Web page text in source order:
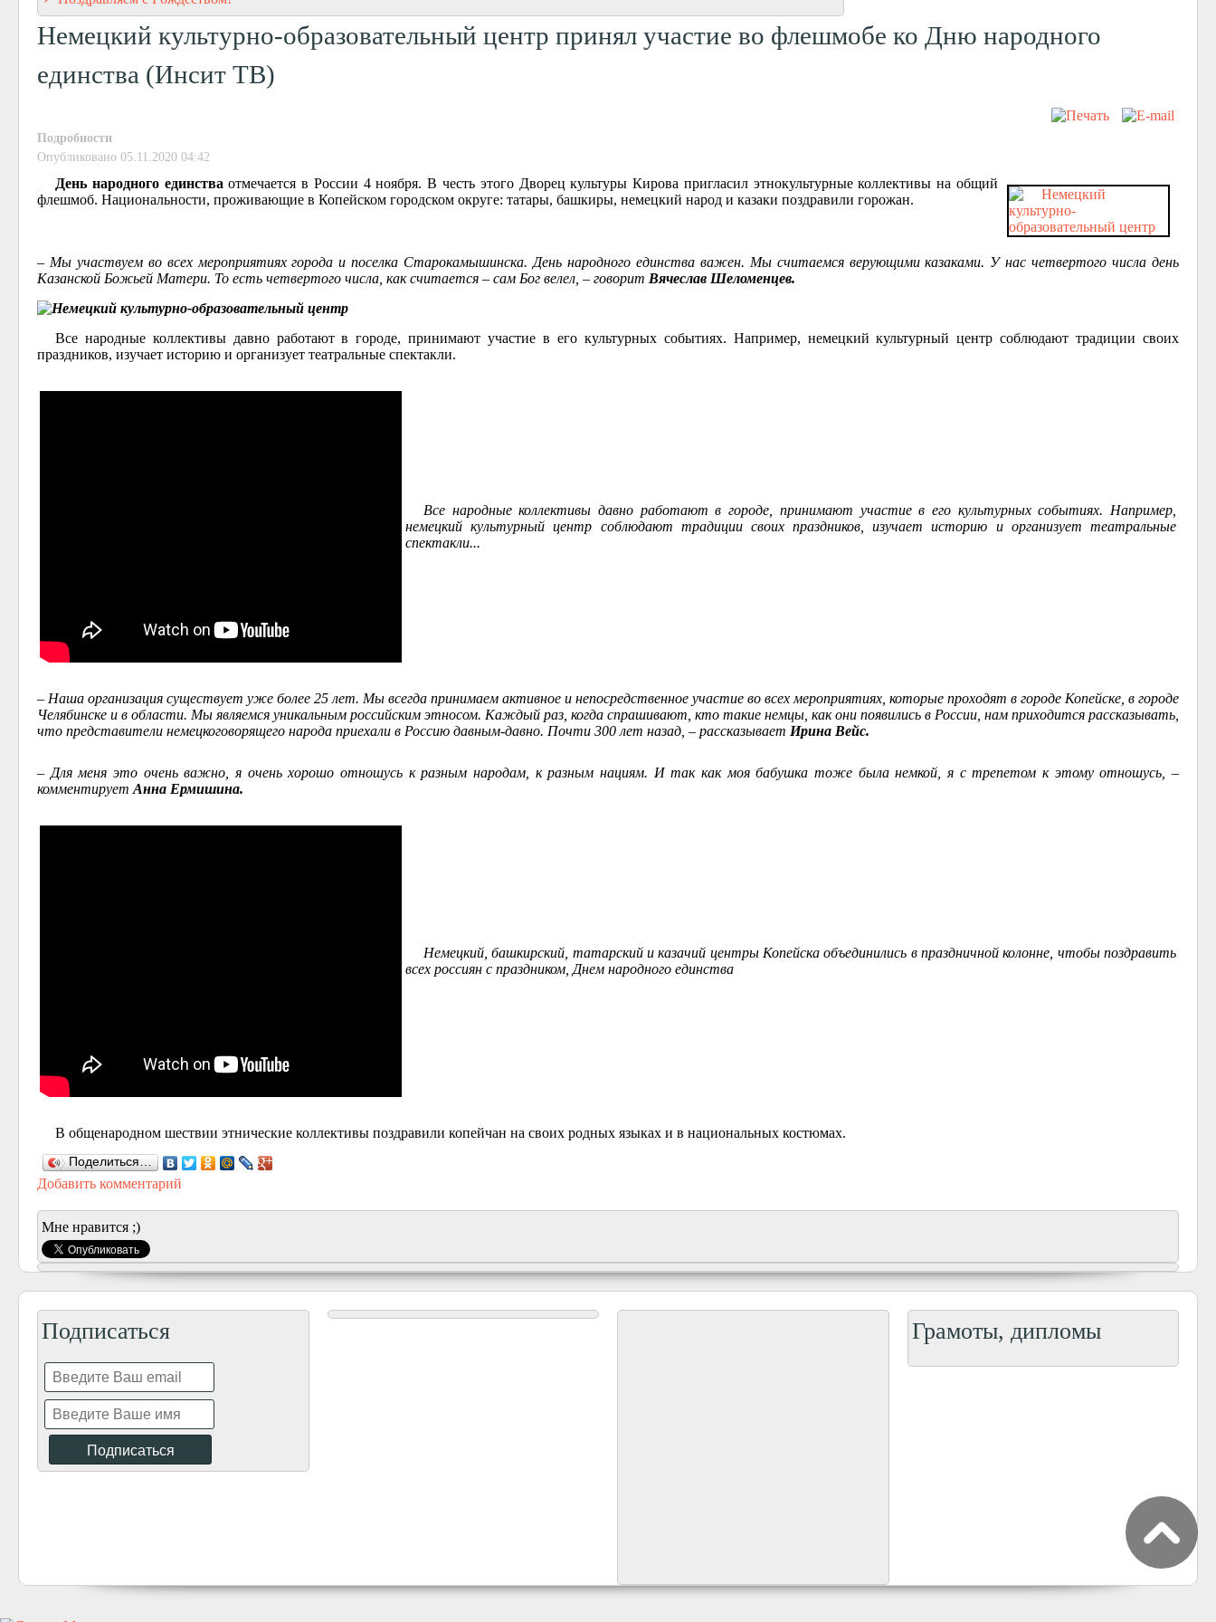
Немецкий культурно-образовательный центр принял участие во флешмобе ко Дню народного
единства (Инсит ТВ)
Подробности
Опубликовано 05.11.2020 04:42
День народного единства отмечается в России 4 ноября. В честь этого Дворец культуры Кирова пригласил этнокультурные коллективы на общий
флешмоб. Национальности, проживающие в Копейском городском округе: татары, башкиры, немецкий народ и казаки поздравили горожан.
– Мы участвуем во всех мероприятиях города и поселка Старокамышинска. День народного единства важен. Мы считаемся верующими казаками. У нас четвертого числа день
Казанской Божьей Матери. То есть четвертого числа, как считается – сам Бог велел, – говорит Вячеслав Шеломенцев.
Все народные коллективы давно работают в городе, принимают участие в его культурных событиях. Например, немецкий культурный центр соблюдают традиции своих
праздников, изучает историю и организует театральные спектакли.
Все народные коллективы давно работают в городе, принимают участие в его культурных событиях. Например,
немецкий культурный центр соблюдают традиции своих праздников, изучает историю и организует театральные
спектакли...
– Наша организация существует уже более 25 лет. Мы всегда принимаем активное и непосредственное участие во всех мероприятиях, которые проходят в городе Копейске, в городе
Челябинске и в области. Мы являемся уникальным российским этносом. Каждый раз, когда спрашивают, кто такие немцы, как они появились в России, нам приходится рассказывать,
что представители немецкоговорящего народа приехали в Россию давным-давно. Почти 300 лет назад, – рассказывает Ирина Вейс.
– Для меня это очень важно, я очень хорошо отношусь к разным народам, к разным нациям. И так как моя бабушка тоже была немкой, я с трепетом к этому отношусь, –
комментирует Анна Ермишина.
Немецкий, башкирский, татарский и казачий центры Копейска объединились в праздничной колонне, чтобы поздравить
всех россиян с праздником, Днем народного единства
В общенародном шествии этнические коллективы поздравили копейчан на своих родных языках и в национальных костюмах.
Поделиться…
Добавить комментарий
Мне нравится ;)
Подписаться Грамоты, дипломы